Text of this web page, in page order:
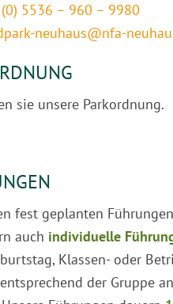
5536 – 960 – 9980
neuhaus@nfa-
sie unsere Parkordnung.
fest geplanten
auch individuelle
Klassen- oder
der Gruppe